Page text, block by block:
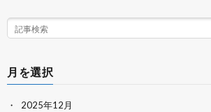
月を選択
2025年12月